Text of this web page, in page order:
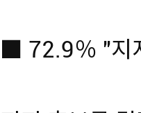
■ 72.9％ "지